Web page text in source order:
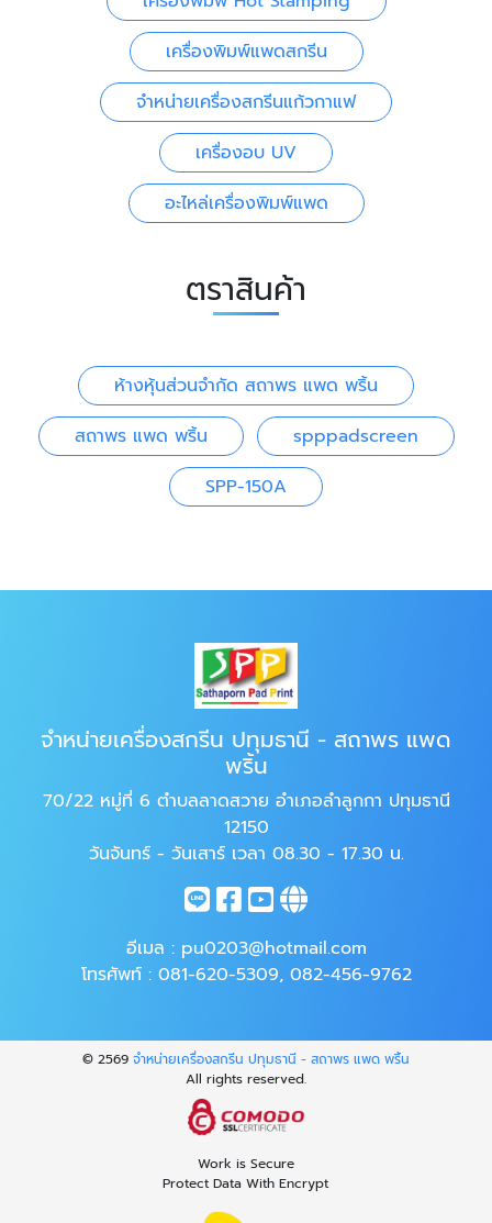
เครื่องพิมพ์แพดสกรีน
จำหน่ายเครื่องสกรีนแก้วกาแฟ
เครื่องอบ UV
อะไหล่เครื่องพิมพ์แพด
ตราสินค้า
ห้างหุ้นส่วนจำกัด สถาพร แพด พริ้น
สถาพร แพด พริ้น
spppadscreen
SPP-150A
จำหน่ายเครื่องสกรีน ปทุมธานี - สถาพร แพด
พริ้น
70/22 หมู่ที่ 6 ตำบลลาดสวาย อำเภอลำลูกกา ปทุมธานี
12150
วันจันทร์ - วันเสาร์ เวลา 08.30 - 17.30 น.
อีเมล : pu0203@hotmail.com
โทรศัพท์ : 081-620-5309, 082-456-9762
© 2569 จำหน่ายเครื่องสกรีน ปทุมธานี - สถาพร แพด พริ้น
All rights reserved.
Work is Secure
Protect Data With Encrypt